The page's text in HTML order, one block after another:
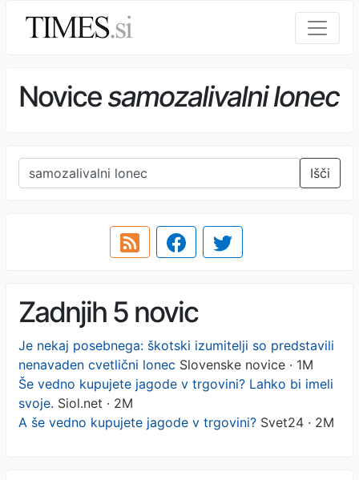
Novicesamozalivalni lonec
Išči
Zadnjih 5 novic
Je nekaj posebnega: škotski izumitelji so predstavili
nenavaden cvetlični lonec Slovenske novice · 1M
Še vedno kupujete jagode v trgovini? Lahko bi imeli
svoje. Siol.net · 2M
A še vedno kupujete jagode v trgovini? Svet24 · 2M